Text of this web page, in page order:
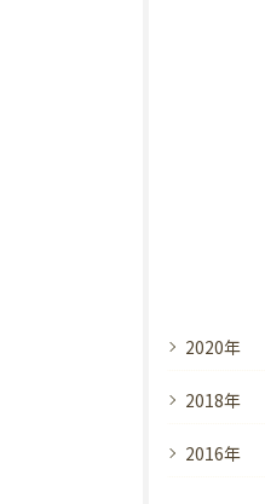
2020年
2018年
2016年